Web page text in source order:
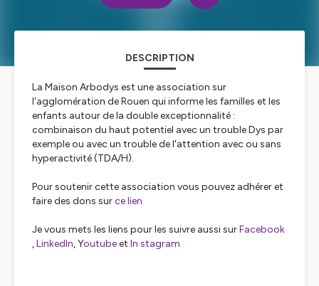
DESCRIPTION
La Maison Arbodys est une association sur
l'agglomération de Rouen qui informe les familles et les
enfants autour de la double exceptionnalité :
combinaison du haut potentiel avec un trouble Dys par
exemple ou avec un trouble de l'attention avec ou sans
hyperactivité (TDA/H).
Pour soutenir cette association vous pouvez adhérer et
faire des dons surce lien
Je vous mets les liens pour les suivre aussi surFacebook
,LinkedIn, Youtubeet In stagram